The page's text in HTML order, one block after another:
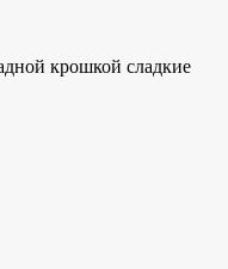
крошкой сладкие